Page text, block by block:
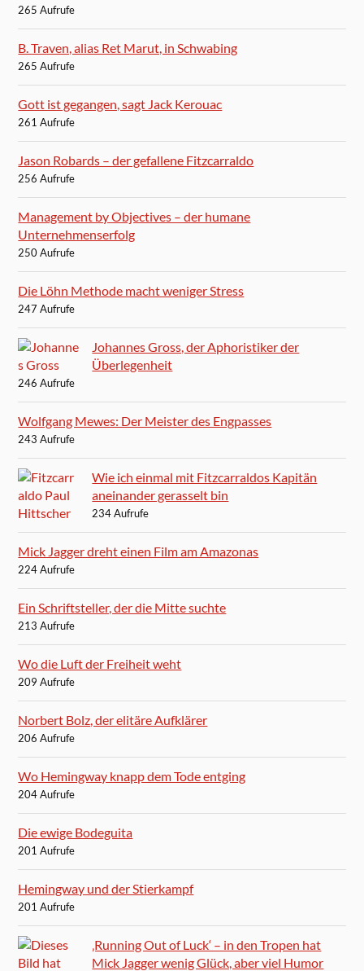
265 Aufrufe
B. Traven, alias Ret Marut, in Schwabing
265 Aufrufe
Gott ist gegangen, sagt Jack Kerouac
261 Aufrufe
Jason Robards – der gefallene Fitzcarraldo
256 Aufrufe
Management by Objectives – der humane
Unternehmenserfolg
250 Aufrufe
Die Löhn Methode macht weniger Stress
247 Aufrufe
Johannes Gross, der Aphoristiker der
Überlegenheit
246 Aufrufe
Wolfgang Mewes: Der Meister des Engpasses
243 Aufrufe
Wie ich einmal mit Fitzcarraldos Kapitän
aneinander gerasselt bin
234 Aufrufe
Mick Jagger dreht einen Film am Amazonas
224 Aufrufe
Ein Schriftsteller, der die Mitte suchte
213 Aufrufe
Wo die Luft der Freiheit weht
209 Aufrufe
Norbert Bolz, der elitäre Aufklärer
206 Aufrufe
Wo Hemingway knapp dem Tode entging
204 Aufrufe
Die ewige Bodeguita
201 Aufrufe
Hemingway und der Stierkampf
201 Aufrufe
‚Running Out of Luck‘ – in den Tropen hat
Mick Jagger wenig Glück, aber viel Humor